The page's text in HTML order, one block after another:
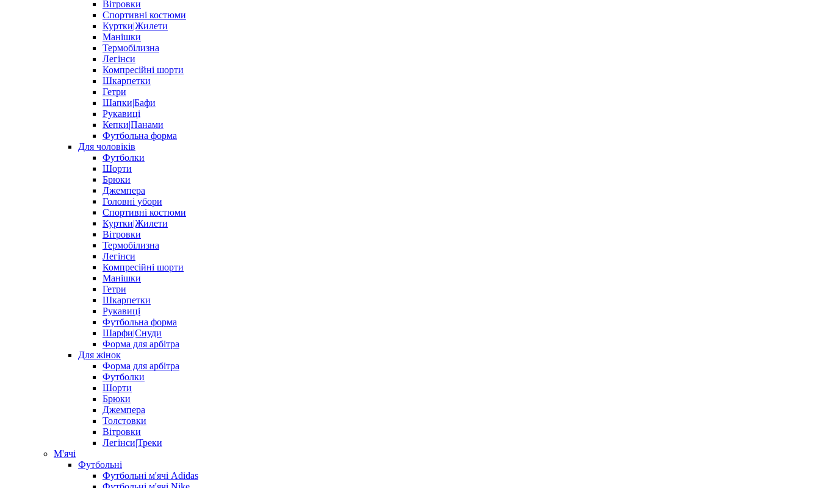
Вітровки
Спортивні костюми
Куртки|Жилети
Манішки
Термобілизна
Легінси
Компресійні шорти
Шкарпетки
Гетри
Шапки|Бафи
Рукавиці
Кепки|Панами
Футбольна форма
Для чоловіків
Футболки
Шорти
Брюки
Джемпера
Головні убори
Спортивні костюми
Куртки|Жилети
Вітровки
Термобілизна
Легінси
Компресійні шорти
Манішки
Гетри
Шкарпетки
Рукавиці
Футбольна форма
Шарфи|Снуди
Форма для арбітра
Для жінок
Форма для арбітра
Футболки
Шорти
Брюки
Джемпера
Толстовки
Вітровки
Легінси|Треки
М'ячі
Футбольні
Футбольні м'ячі Adidas